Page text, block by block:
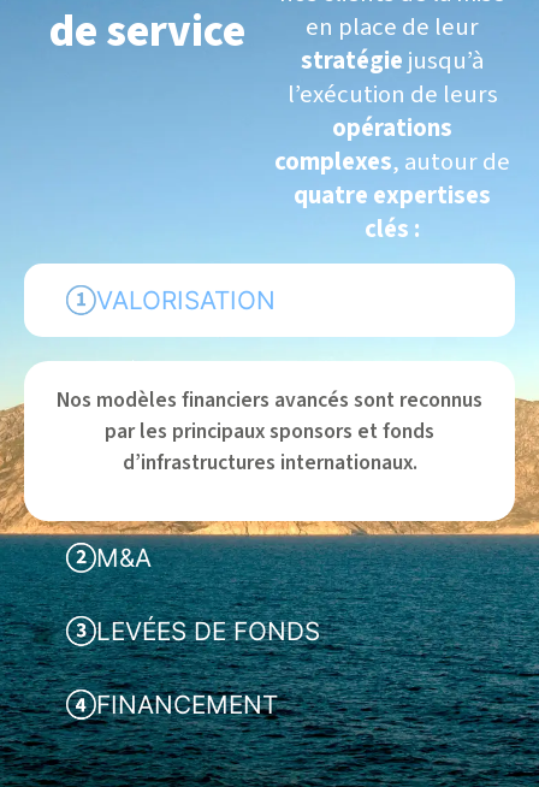
de service
en place de leur
stratégie jusqu’à
l’exécution de leurs
opérations
complexes, autour de
quatre expertises
clés :
VALORISATION
M&A
LEVÉES DE FONDS
FINANCEMENT
Nos modèles financiers avancés sont reconnus
par les principaux sponsors et fonds
d’infrastructures internationaux.